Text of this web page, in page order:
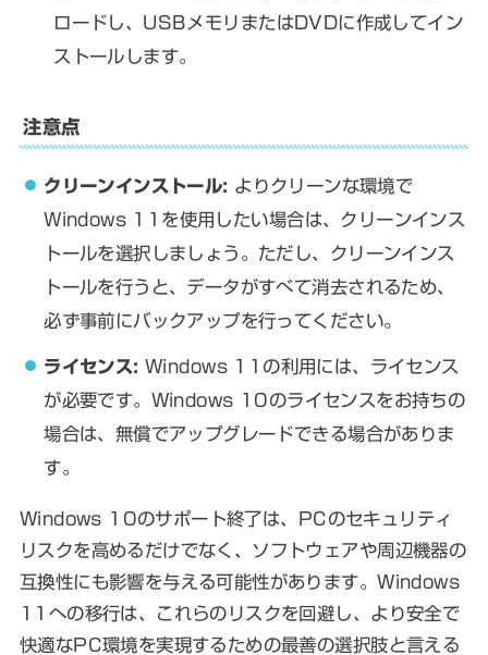
ロードし、USBメモリまたはDVDに作成してイン
ストールします。
注意点
クリーンインストール: よりクリーンな環境で
Windows 11を使用したい場合は、クリーンインス
トールを選択しましょう。ただし、クリーンインス
トールを行うと、データがすべて消去されるため、
必ず事前にバックアップを行ってください。
ライセンス: Windows 11の利用には、ライセンス
が必要です。Windows 10のライセンスをお持ちの
場合は、無償でアップグレードできる場合がありま
す。
Windows 10のサポート終了は、PCのセキュリティ
リスクを高めるだけでなく、ソフトウェアや周辺機器の
互換性にも影響を与える可能性があります。Windows
11への移行は、これらのリスクを回避し、より安全で
快適なPC環境を実現するための最善の選択肢と言える